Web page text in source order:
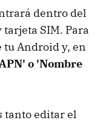
dentro del
tarjeta SIM. Para
tu Android y, en
o 'Nombre
tanto editar el